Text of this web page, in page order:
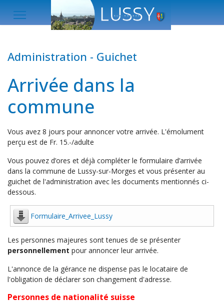
Administration - Guichet
Arrivée dans la
commune
Vous avez 8 jours pour annoncer votre arrivée. L'émolument
perçu est de Fr. 15.-/adulte
Vous pouvez d’ores et déjà compléter le formulaire d’arrivée
dans la commune de Lussy-sur-Morges et vous présenter au
guichet de l'administration avec les documents mentionnés ci-
dessous.
Formulaire_Arrivee_Lussy
Les personnes majeures sont tenues de se présenter
personnellement pour annoncer leur arrivée.
L'annonce de la gérance ne dispense pas le locataire de
l'obligation de déclarer son changement d'adresse.
Personnes de nationalité suisse